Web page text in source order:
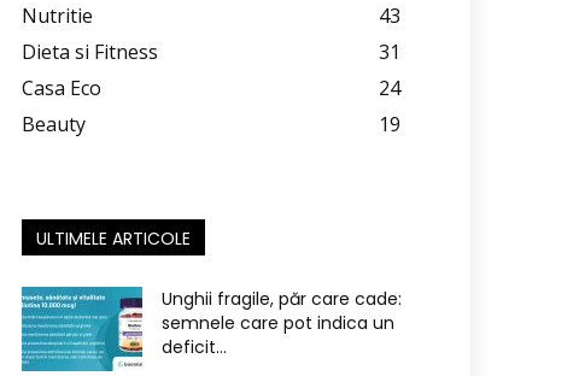
Nutritie
43
Dieta si Fitness
31
Casa Eco
24
Beauty
19
ULTIMELE ARTICOLE
Unghii fragile, păr care cade:
semnele care pot indica un
deficit...